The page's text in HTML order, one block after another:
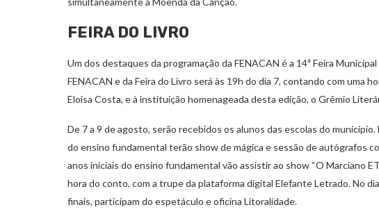
FEIRA DO LIVRO
Um dos destaques da programação da FENACAN é a 14ª Feira
FENACAN e da Feira do Livro será às 19h do dia 7, contando com uma
Eloisa Costa, e à instituição homenageada desta edição, o Grêmio
De 7 a 9 de agosto, serão recebidos os alunos das escolas do
do ensino fundamental terão show de mágica e sessão de autógrafos
anos iniciais do ensino fundamental vão assistir ao show “O Marciano
hora do conto, com a trupe da plataforma digital Elefante Letrado. No
finais, participam do espetáculo e oficina Litoralidade.